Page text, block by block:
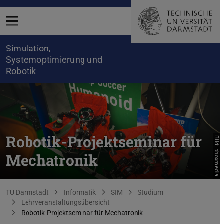
Menü öffnen
Simulation,
Systemoptimierung und
Robotik
Robotik-Projektseminar für
Mechatronik
Bild: phoxmedia
Sie befinden sich hier:
TU Darmstadt Informatik SIM
Studium
Lehrveranstaltungsübersicht
Robotik-Projektseminar für Mechatronik